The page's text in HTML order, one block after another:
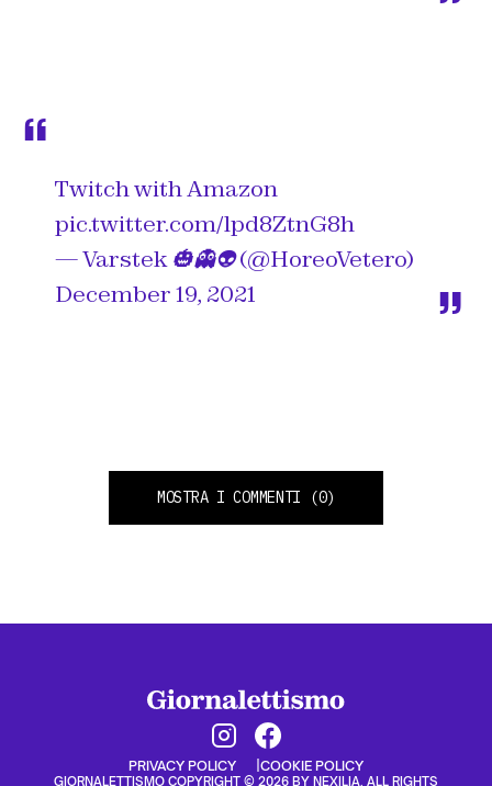
Twitch with Amazon
pic.twitter.com/lpd8ZtnG8h
— Varstek 🎃👻👽 (@HoreoVetero)
December 19, 2021
MOSTRA I COMMENTI (0)
PRIVACY POLICY COOKIE POLICY
GIORNALETTISMO COPYRIGHT © 2026 BY NEXILIA. ALL RIGHTS